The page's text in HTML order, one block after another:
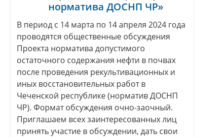
норматива ДОСНП ЧР»
В период с 14 марта по 14 апреля 2024 года
проводятся общественные обсуждения
Проекта норматива допустимого
остаточного содержания нефти в почвах
после проведения рекультивационных и
иных восстановительных работ в
Чеченской республике (норматив ДОСНП
ЧР). Формат обсуждения очно-заочный.
Приглашаем всех заинтересованных лиц
принять участие в обсуждении, дать свои